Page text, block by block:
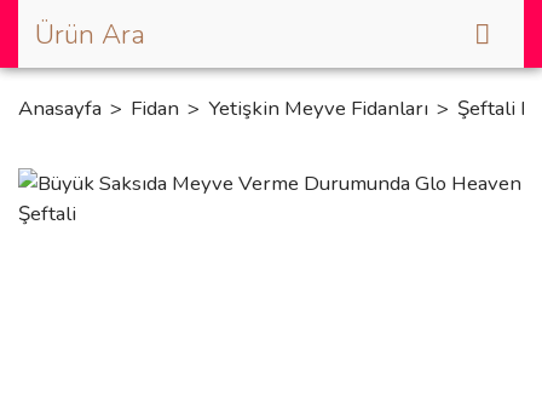
Anasayfa Fidan Yetişkin Meyve Fidanları Şeftali